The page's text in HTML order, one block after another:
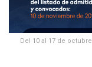
Del 10 al 17 de